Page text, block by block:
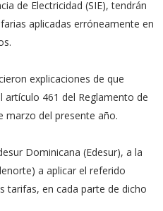
de Electricidad (SIE), tendrán
aplicadas erróneamente en
explicaciones de que
461 del Reglamento de
marzo del presente año.
Dominicana (Edesur), a la
a aplicar el referido
tarifas, en cada parte de dicho